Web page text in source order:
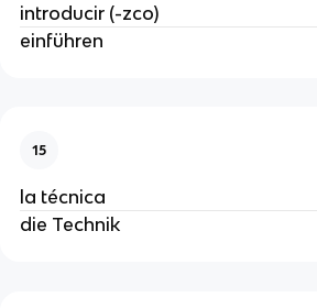
introducir (-zco)
einführen
15
la técnica
die Technik